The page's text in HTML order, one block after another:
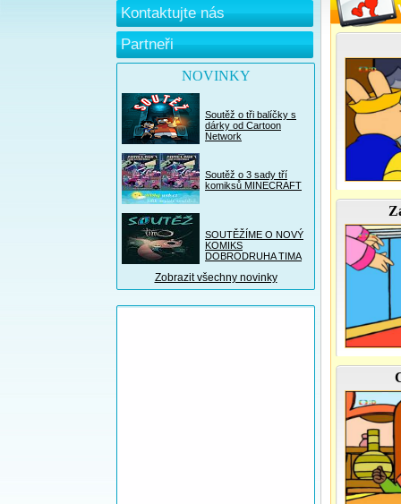
Kontaktujte nás
Partneři
NOVINKY
Soutěž o tři balíčky s
dárky od Cartoon
Network
Soutěž o 3 sady tří
komiksů MINECRAFT
SOUTĚŽÍME O NOVÝ
KOMIKS
DOBRODRUHA TIMA
Zobrazit všechny novinky